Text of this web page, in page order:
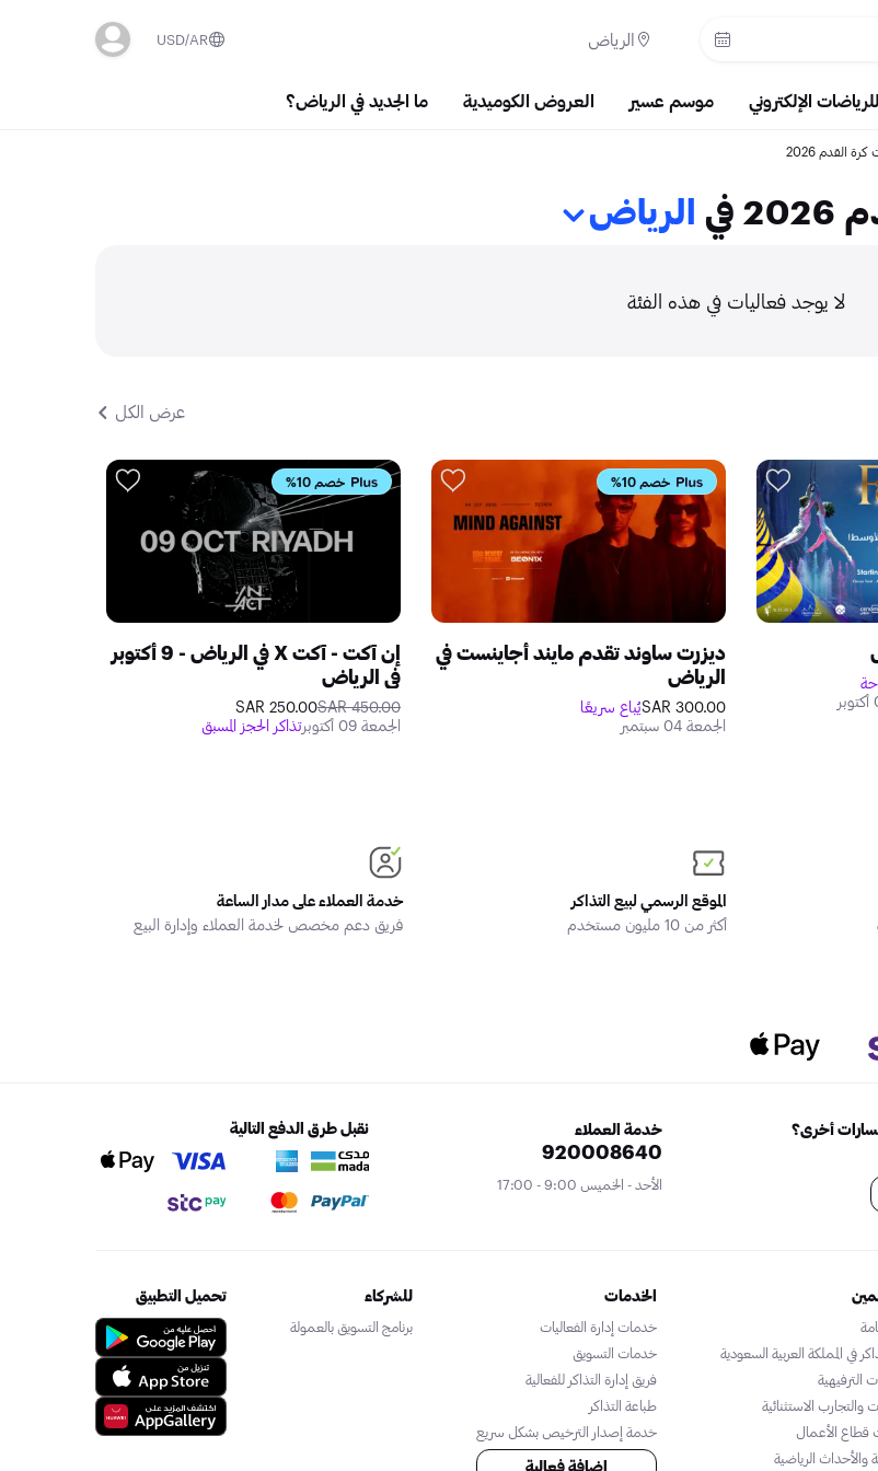
الرياض AR
USD
الإلكتروني موسم عسير العروض الكوميدية ما الجديد في الرياض؟
القدم 2026
الرياض
لا يوجد فعاليات في هذه الفئة
عرض الكل
خصم 10%
ديزرت ساوند تقدم مايند أجاينست في
الرياض
300.00 SAR
يُباع سريعًا
الجمعة 04 سبتمبر
خصم 10%
إن آكت - آكت X في الرياض - 9 أكتوبر
في الرياض
450.00 SAR
250.00 SAR
الجمعة 09 أكتوبر
تذاكر الحجز المسبق
الموقع الرسمي لبيع التذاكر
أكثر من 10 مليون مستخدم
خدمة العملاء على مدار الساعة
فريق دعم مخصص لخدمة العملاء وإدارة البيع
أخرى؟
خدمة العملاء
920008640
الأحد - الخميس 9:00 - 17:00
نقبل طرق الدفع التالية
في المملكة العربية السعودية
الترفيهية
والتجارب الاستثنائية
قطاع الأعمال
والأحداث الرياضية
الخدمات
خدمات إدارة الفعاليات
خدمات التسويق
فريق إدارة التذاكر للفعالية
طباعة التذاكر
خدمة إصدار الترخيص بشكل سريع
إضافة فعالية
للشركاء
برنامج التسويق بالعمولة
تحميل التطبيق